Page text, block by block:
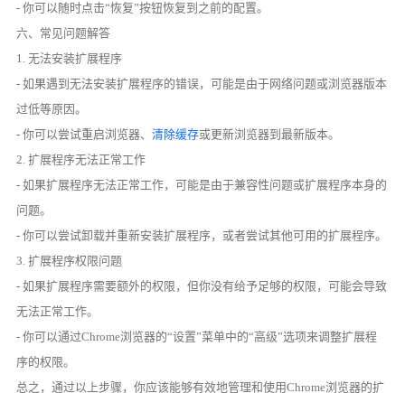
- 你可以随时点击“恢复”按钮恢复到之前的配置。
六、常见问题解答
1. 无法安装扩展程序
- 如果遇到无法安装扩展程序的错误，可能是由于网络问题或浏览器版本
过低等原因。
- 你可以尝试重启浏览器、清除缓存或更新浏览器到最新版本。
2. 扩展程序无法正常工作
- 如果扩展程序无法正常工作，可能是由于兼容性问题或扩展程序本身的
问题。
- 你可以尝试卸载并重新安装扩展程序，或者尝试其他可用的扩展程序。
3. 扩展程序权限问题
- 如果扩展程序需要额外的权限，但你没有给予足够的权限，可能会导致
无法正常工作。
- 你可以通过Chrome浏览器的“设置”菜单中的“高级”选项来调整扩展程
序的权限。
总之，通过以上步骤，你应该能够有效地管理和使用Chrome浏览器的扩